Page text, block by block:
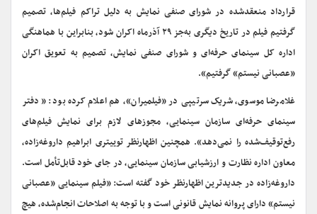
قرارداد منعقدشده در شورای صنفی نمایش به دلیل تراکم فیلم‌ها، تصمیم
گرفتیم فیلم در تاریخ دیگری به‌جز ۲۹ آذرماه اکران شود، بنابراین با هماهنگی
اداره کل سینمای حرفه‎‌ای و شورای صنفی نمایش، تصمیم به تعویق اکران
«عصبانی نیستم» گرفتیم».
غلامرضا موسوی، ‌شریک سرتیپی در «فیلمیران»، هم اعلام کرده بود: « دفتر
سینمای حرفه‌ای سازمان سینمایی، مجوزهای لازم برای نمایش فیلم‌های
رفع‌توقیف‌شده را نمی‌دهد». همچنین اظهارنظر توییتری ابراهیم داروغه‌زاده،
معاون اداره نظارت و ارزشیابی سازمان سینمایی، در جای خود قابل‌تأمل است.
داروغه‌زاده در جدیدترین اظهارنظر خود گفته است: «فیلم سینمایی «عصبانی
نیستم» دارای پروانه نمایش قانونی است و با توجه به اصلاحات انجام‌شده، هیچ